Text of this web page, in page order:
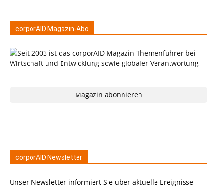
corporAID Magazin-Abo
Magazin abonnieren
corporAID Newsletter
Unser Newsletter informiert Sie über aktuelle Ereignisse